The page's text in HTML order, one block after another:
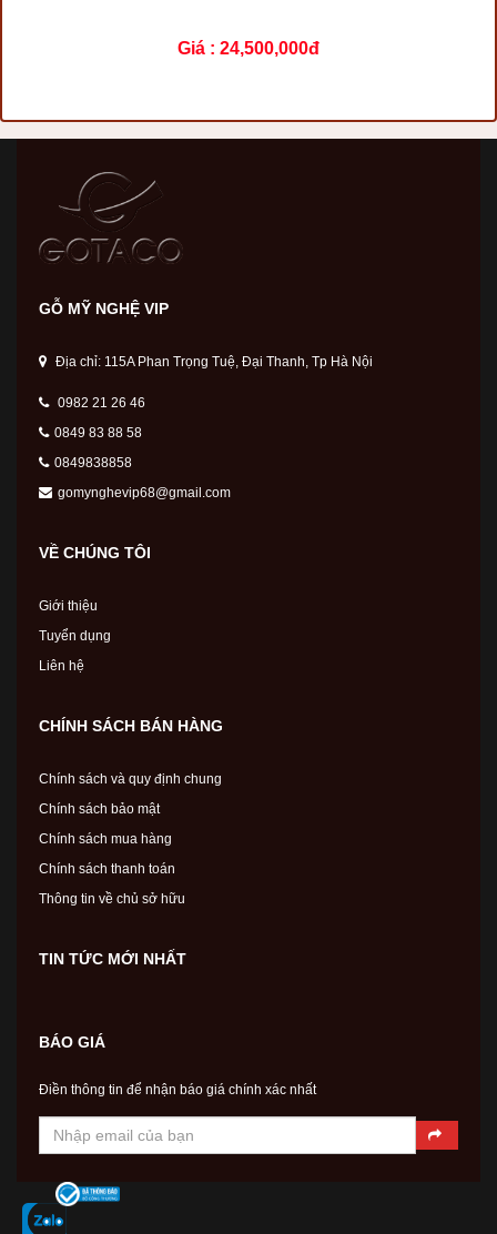
Giá : 24,500,000đ
GỖ MỸ NGHỆ VIP
Địa chỉ: 115A Phan Trọng Tuệ, Đại Thanh, Tp Hà Nội
0982 21 26 46
0849 83 88 58
0849838858
gomynghevip68@gmail.com
VỀ CHÚNG TÔI
Giới thiệu
Tuyển dụng
Liên hệ
CHÍNH SÁCH BÁN HÀNG
Chính sách và quy định chung
Chính sách bảo mật
Chính sách mua hàng
Chính sách thanh toán
Thông tin về chủ sở hữu
TIN TỨC MỚI NHẤT
BÁO GIÁ
Điền thông tin để nhận báo giá chính xác nhất